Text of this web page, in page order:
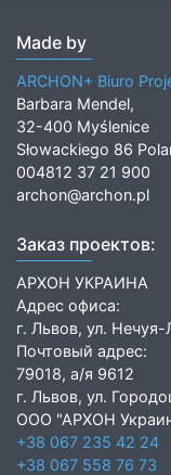
Made by
ARCHON+ Biuro
Barbara Mendel,
32-400 Myślenice
Słowackiego 86
004812 37 21 900
archon@archon.pl
Заказ проектов:
АРХОН УКРАИНА
Адрес офиса:
г. Львов, ул.
Почтовый адрес:
79018, а/я 9612
г. Львов, ул.
ООО "АРХОН
+38 067 235 42 24
+38 067 558 76 73